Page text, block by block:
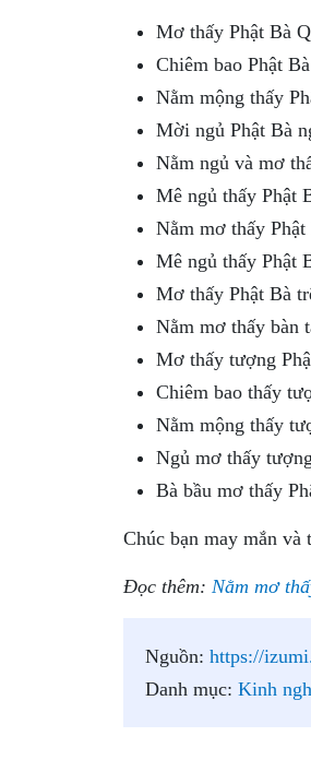
Mơ thấy Phật Bà
Chiêm bao Phật
Nằm mộng thấy
Mời ngủ Phật Bà
Nằm ngủ và mơ
Mê ngủ thấy Phật
Nằm mơ thấy
Mê ngủ thấy Phật
Mơ thấy Phật Bà
Nằm mơ thấy bàn
Mơ thấy tượng
Chiêm bao thấy
Nằm mộng thấy
Ngủ mơ thấy
Bà bầu mơ thấy
Chúc bạn may mắn
Đọc thêm: Nằm mơ
Nguồn: https://
Danh mục: Kinh